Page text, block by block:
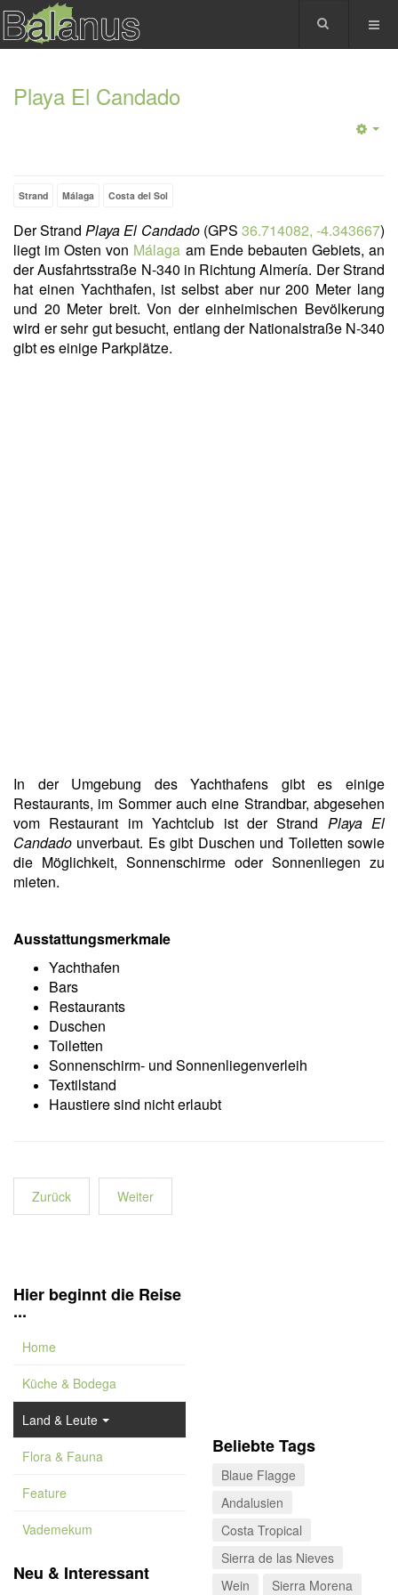
Playa El Candado
Strand Málaga Costa del Sol
Der StrandPlaya El Candado (GPS 36.714082, -4.343667)
liegt im Osten von Málaga am Ende bebauten Gebiets, an
der Ausfahrtsstraße N-340 in Richtung Almería. Der Strand
hat einen Yachthafen, ist selbst aber nur 200 Meter lang
und 20 Meter breit. Von der einheimischen Bevölkerung
wird er sehr gut besucht, entlang der Nationalstraße N-340
gibt es einige Parkplätze.
In der Umgebung des Yachthafens gibt es einige
Restaurants, im Sommer auch eine Strandbar, abgesehen
vom Restaurant im Yachtclub ist der Strand Playa El
Candado unverbaut. Es gibt Duschen und Toiletten sowie
die Möglichkeit, Sonnenschirme oder Sonnenliegen zu
mieten.
Ausstattungsmerkmale
Yachthafen
Bars
Restaurants
Duschen
Toiletten
Sonnenschirm- und Sonnenliegenverleih
Textilstand
Haustiere sind nicht erlaubt
Zurück Weiter
Hier beginnt die Reise
...
Home
Küche & Bodega
Land & Leute
Flora & Fauna
Feature
Vademekum
Neu & Interessant
Beliebte Tags
Blaue Flagge
Andalusien
Costa Tropical
Sierra de las Nieves
Wein
Sierra Morena